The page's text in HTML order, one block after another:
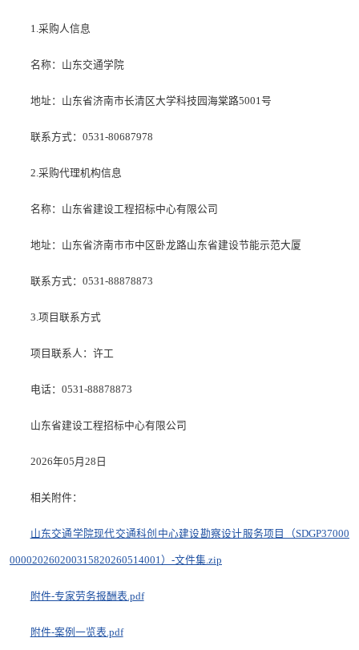
1.采购人信息
名称：山东交通学院
地址：山东省济南市长清区大学科技园海棠路5001号
联系方式：0531-80687978
2.采购代理机构信息
名称：山东省建设工程招标中心有限公司
地址：山东省济南市市中区卧龙路山东省建设节能示范大厦
联系方式：0531-88878873
3.项目联系方式
项目联系人：许工
电话：0531-88878873
山东省建设工程招标中心有限公司
2026年05月28日
相关附件：
山东交通学院现代交通科创中心建设勘察设计服务项目（SDGP37000
000020260200315820260514001）-文件集.zip
附件-专家劳务报酬表.pdf
附件-案例一览表.pdf